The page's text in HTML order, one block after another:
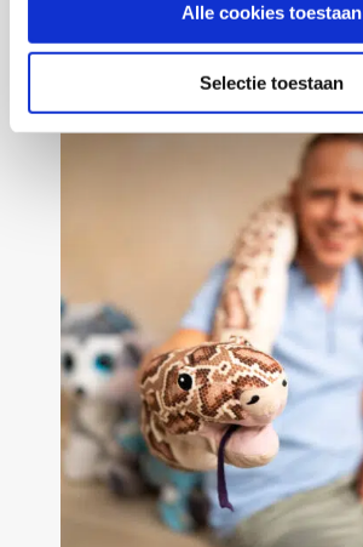
Alle cookies toestaan
Selectie toestaan